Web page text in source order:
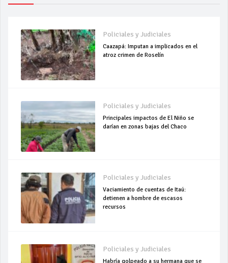
Policiales y Judiciales
Caazapá: Imputan a implicados en el
atroz crimen de Roselín
Policiales y Judiciales
Principales impactos de El Niño se
darían en zonas bajas del Chaco
Policiales y Judiciales
Vaciamiento de cuentas de Itaú:
detienen a hombre de escasos
recursos
Policiales y Judiciales
Habría golpeado a su hermana que se